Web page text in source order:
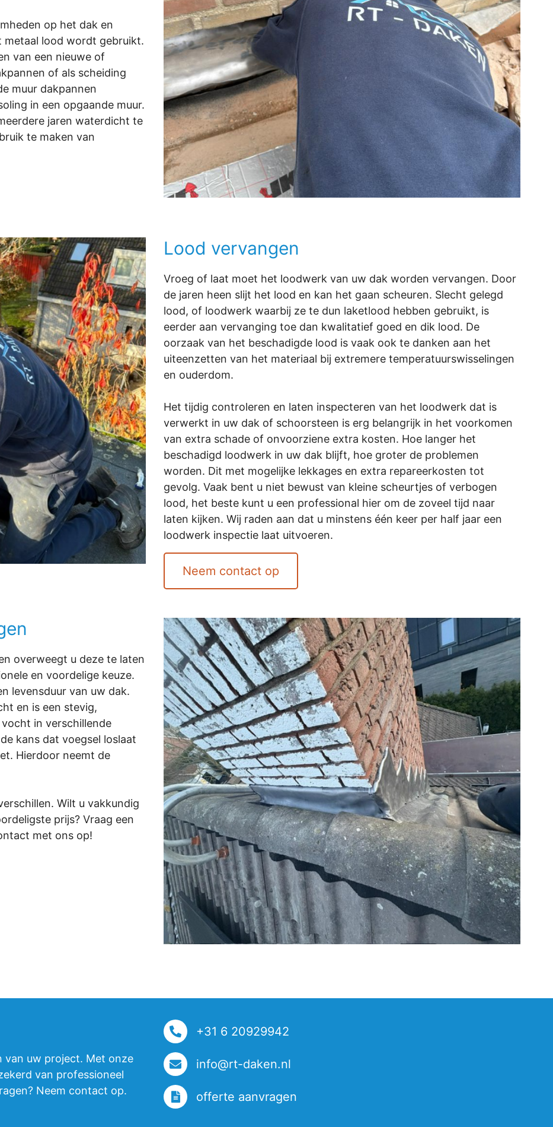
op het dak en
metaal lood wordt gebruikt.
van een nieuwe of
of als scheiding
muur dakpannen
in een opgaande muur.
jaren waterdicht te
te maken van
Lood vervangen
Vroeg of laat moet het loodwerk van uw dak worden vervangen. Door
de jaren heen slijt het lood en kan het gaan scheuren. Slecht gelegd
lood, of loodwerk waarbij ze te dun laketlood hebben gebruikt, is
eerder aan vervanging toe dan kwalitatief goed en dik lood. De
oorzaak van het beschadigde lood is vaak ook te danken aan het
uiteenzetten van het materiaal bij extremere temperatuurswisselingen
en ouderdom.
Het tijdig controleren en laten inspecteren van het loodwerk dat is
verwerkt in uw dak of schoorsteen is erg belangrijk in het voorkomen
van extra schade of onvoorziene extra kosten. Hoe langer het
beschadigd loodwerk in uw dak blijft, hoe groter de problemen
worden. Dit met mogelijke lekkages en extra repareerkosten tot
gevolg. Vaak bent u niet bewust van kleine scheurtjes of verbogen
lood, het beste kunt u een professional hier om de zoveel tijd naar
laten kijken. Wij raden aan dat u minstens één keer per half jaar een
loodwerk inspectie laat uitvoeren.
Neem contact op
overweegt u deze te laten
en voordelige keuze.
levensduur van uw dak.
en is een stevig,
in verschillende
kans dat voegsel loslaat
Hierdoor neemt de
Wilt u vakkundig
prijs? Vraag een
met ons op!
van uw project. Met onze
van professioneel
Neem contact op.
+31 6 20929942
info@rt-daken.nl
offerte aanvragen